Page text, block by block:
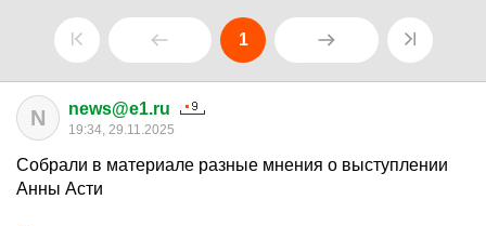
1
N news@e1.ru
19:34, 29.11.2025
Собрали в материале разные мнения о выступлении
Анны Асти